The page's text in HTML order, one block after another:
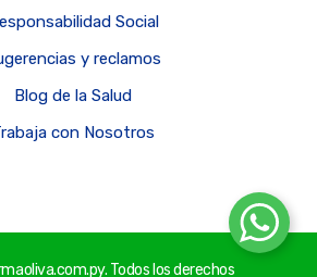
Social
y reclamos
Blog de la Salud
con Nosotros
Todos los derechos